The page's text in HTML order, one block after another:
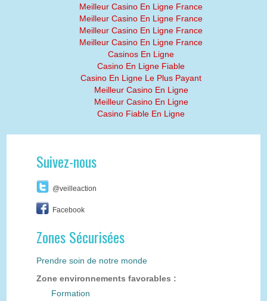
Meilleur Casino En Ligne France
Meilleur Casino En Ligne France
Meilleur Casino En Ligne France
Meilleur Casino En Ligne France
Casinos En Ligne
Casino En Ligne Fiable
Casino En Ligne Le Plus Payant
Meilleur Casino En Ligne
Meilleur Casino En Ligne
Casino Fiable En Ligne
Suivez-nous
@veilleaction
Facebook
Zones Sécurisées
Prendre soin de notre monde
Zone environnements favorables :
Formation